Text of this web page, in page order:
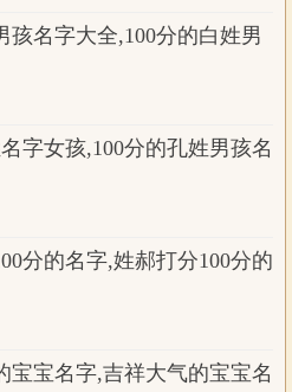
孩名字大全,100分的白姓男
字女孩,100分的孔姓男孩名
分的名字,姓郝打分100分的
宝宝名字,吉祥大气的宝宝名